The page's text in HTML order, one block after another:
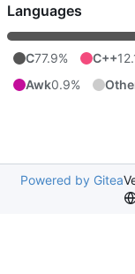
Languages
C77.9% C++
Awk0.9%
Powered by Gitea